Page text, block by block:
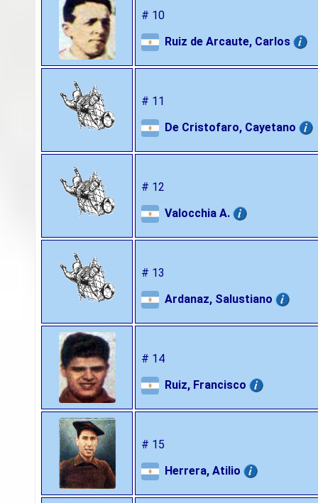
# 10
Ruiz de Arcaute, Carlos
# 11
De Cristofaro, Cayetano
# 12
Valocchia A.
# 13
Ardanaz, Salustiano
# 14
Ruiz, Francisco
# 15
Herrera, Atilio